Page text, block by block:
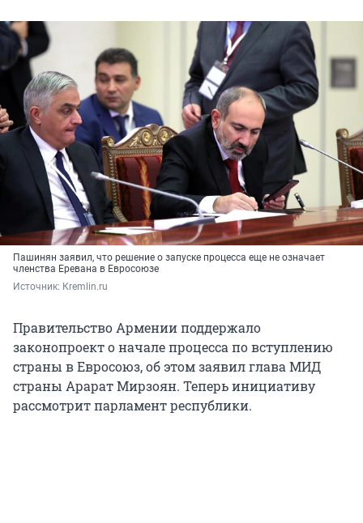
Пашинян заявил, что решение о запуске процесса еще не означает
членства Еревана в Евросоюзе
Источник: Кremlin.ru
Правительство Армении поддержало
законопроект о начале процесса по вступлению
страны в Евросоюз, об этом заявил глава МИД
страны Арарат Мирзоян. Теперь инициативу
рассмотрит парламент республики.